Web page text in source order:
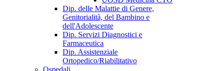
Dip. delle Malattie di Genere,
Genitorialità, del Bambino e
dell'Adolescente
Dip. Servizi Diagnostici e
Farmaceutica
Dip. Assistenziale
Ortopedico/Riabilitativo
Ospedali